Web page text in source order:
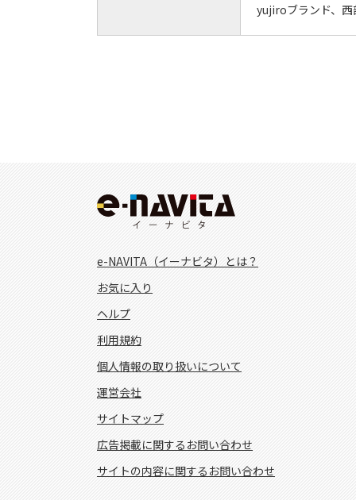
yujiroブランド、西
e-NAVITA（イーナビタ）とは？
お気に入り
ヘルプ
利用規約
個人情報の取り扱いについて
運営会社
サイトマップ
広告掲載に関するお問い合わせ
サイトの内容に関するお問い合わせ